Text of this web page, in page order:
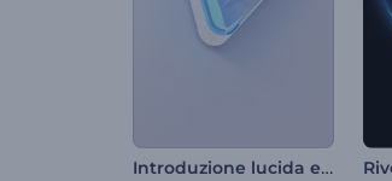
Introduzione lucida e pulita